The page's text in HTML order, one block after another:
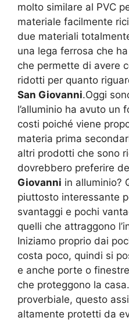
molto similare al PVC
materiale facilmente
due materiali
una lega ferrosa che
che permette di avere
ridotti per quanto
San Giovanni.Oggi
l’alluminio ha avuto
costi poiché viene
materia prima
altri prodotti che sono
dovrebbero preferire
Giovanni in alluminio?
piuttosto interessante
svantaggi e pochi
quelli che attraggono
Iniziamo proprio dai
costa poco, quindi si
e anche porte o
che proteggono la
proverbiale, questo
altamente protetti da